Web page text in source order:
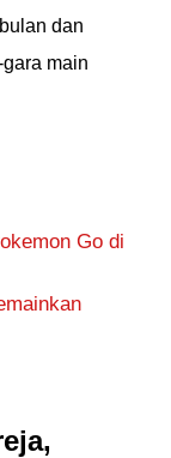
dan
main
Go di